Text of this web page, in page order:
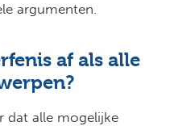
argumenten.
af als alle
dat alle mogelijke